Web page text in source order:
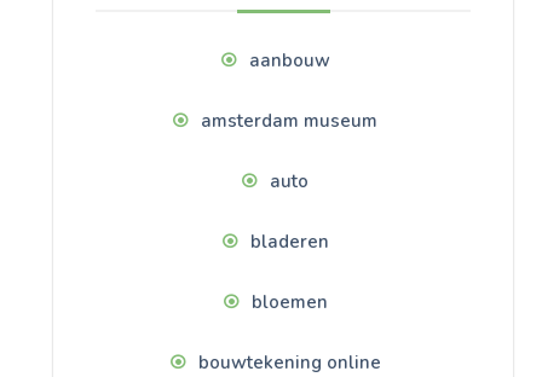
aanbouw
amsterdam museum
auto
bladeren
bloemen
bouwtekening online